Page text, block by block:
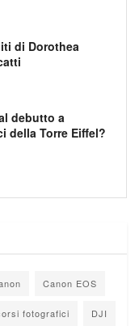
di Dorothea
debutto a
della Torre Eiffel?
Canon EOS
fotografici DJI